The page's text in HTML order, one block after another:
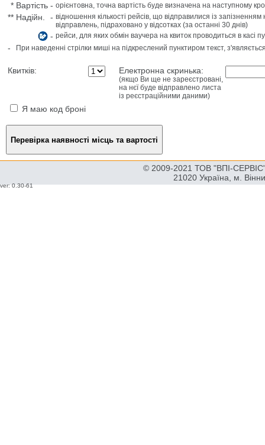
* Вартість - орієнтовна, точна вартість буде визначена на наступному
** Надійн. - відношення кількості рейсів, що відправилися із
відправлень, підраховано у відсотках (за останні 30 днів)
- рейси, для яких обмін ваучера на квиток проводиться в касі
- При наведенні стрілки миші на підкреслений пунктиром текст,
Квитків: Електронна скринька:
(якщо Ви ще не зареєстровані,
на нєї буде відправлено листа
із реєстраційними даними)
Я маю код броні
© 2009-2021 ТОВ "ВПІ-
21020 Україна, м.
ver: 0.30-61